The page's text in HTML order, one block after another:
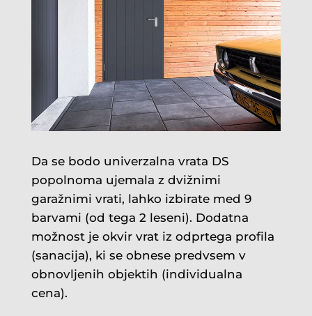
Da se bodo univerzalna vrata DS
popolnoma ujemala z dvižnimi
garažnimi vrati, lahko izbirate med 9
barvami (od tega 2 leseni). Dodatna
možnost je okvir vrat iz odprtega profila
(sanacija), ki se obnese predvsem v
obnovljenih objektih (individualna
cena).